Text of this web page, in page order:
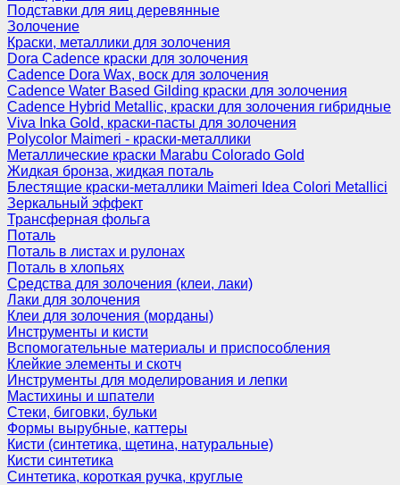
Подставки для яиц деревянные
Золочение
Краски, металлики для золочения
Dora Cadence краски для золочения
Cadence Dora Wax, воск для золочения
Cadence Water Based Gilding краски для золочения
Cadence Hybrid Metallic, краски для золочения гибридные
Viva Inka Gold, краски-пасты для золочения
Polycolor Maimeri - краски-металлики
Металлические краски Marabu Colorado Gold
Жидкая бронза, жидкая поталь
Блестящие краски-металлики Maimeri Idea Colori Metallici
Зеркальный эффект
Трансферная фольга
Поталь
Поталь в листах и рулонах
Поталь в хлопьях
Средства для золочения (клеи, лаки)
Лаки для золочения
Клеи для золочения (морданы)
Инструменты и кисти
Вспомогательные материалы и приспособления
Клейкие элементы и скотч
Инструменты для моделирования и лепки
Мастихины и шпатели
Стеки, биговки, бульки
Формы вырубные, каттеры
Кисти (синтетика, щетина, натуральные)
Кисти синтетика
Синтетика, короткая ручка, круглые